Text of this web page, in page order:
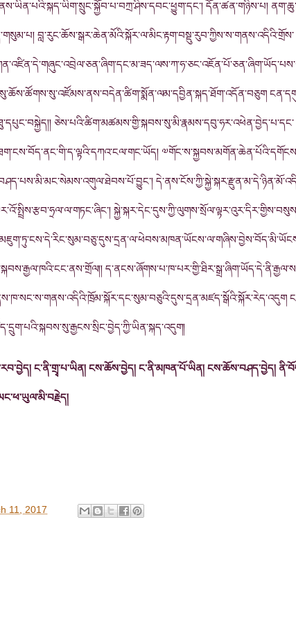
དོན་ཚན་གཉིས་པ།
བླ་རུང་ཆོས་སྒར་ཆེན་མོའི་སྐོར་ལ་མིང་རྟག་བསྡུ་རུབ་ཀྱིས་ས་གནས་འདིའི་གྲོས་
ཅེས་པའི་ཚིག་མཚམས་གྱི་སྐབས་སུ་མི་རྣམས་དབུ་ཧར་འཕེན་བྱེད་པ་དང་
ང་ནི་གྲྭ་པ་ཡིན། ངས་ཆོས་བྱེད། ང་ནི་མཁན་པོ་ཡིན། ངས་ཆོས་བཤད་བྱེད།
11, 2017